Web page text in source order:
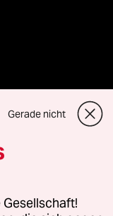
für Genehmigungen
Gerade nicht